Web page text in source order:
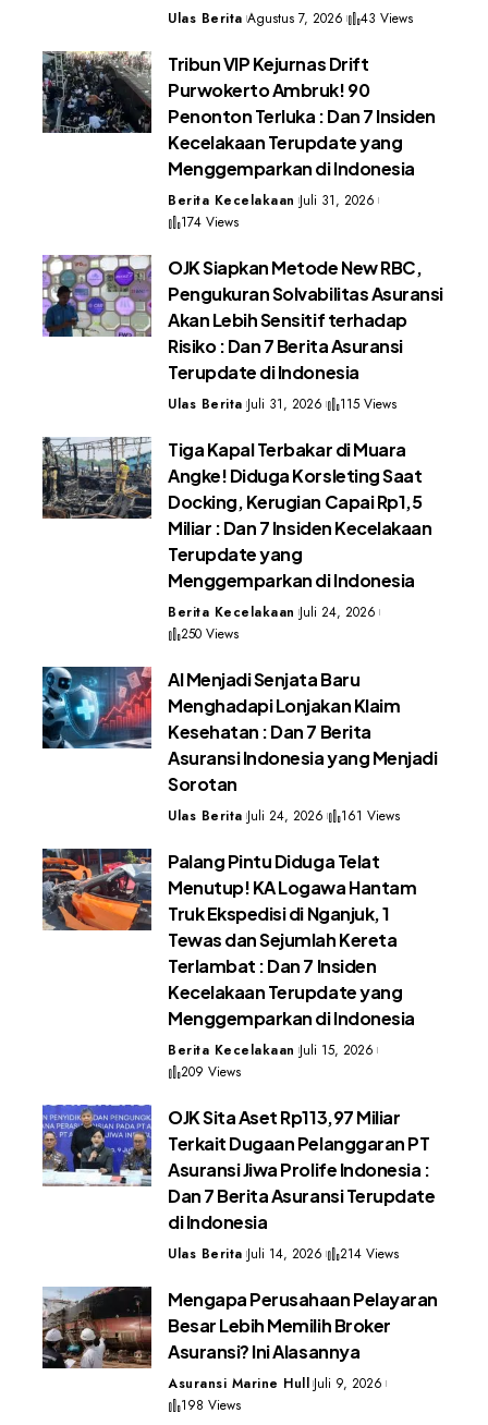
Ulas Berita Agustus 7, 2026 43 Views
Tribun VIP Kejurnas Drift
Purwokerto Ambruk! 90
Penonton Terluka : Dan 7 Insiden
Kecelakaan Terupdate yang
Menggemparkan di Indonesia
Berita Kecelakaan Juli 31, 2026
174 Views
OJK Siapkan Metode New RBC,
Pengukuran Solvabilitas Asuransi
Akan Lebih Sensitif terhadap
Risiko : Dan 7 Berita Asuransi
Terupdate di Indonesia
Ulas Berita Juli 31, 2026 115 Views
Tiga Kapal Terbakar di Muara
Angke! Diduga Korsleting Saat
Docking, Kerugian Capai Rp1,5
Miliar : Dan 7 Insiden Kecelakaan
Terupdate yang
Menggemparkan di Indonesia
Berita Kecelakaan Juli 24, 2026
250 Views
AI Menjadi Senjata Baru
Menghadapi Lonjakan Klaim
Kesehatan : Dan 7 Berita
Asuransi Indonesia yang Menjadi
Sorotan
Ulas Berita Juli 24, 2026 161 Views
Palang Pintu Diduga Telat
Menutup! KA Logawa Hantam
Truk Ekspedisi di Nganjuk, 1
Tewas dan Sejumlah Kereta
Terlambat : Dan 7 Insiden
Kecelakaan Terupdate yang
Menggemparkan di Indonesia
Berita Kecelakaan Juli 15, 2026
209 Views
OJK Sita Aset Rp113,97 Miliar
Terkait Dugaan Pelanggaran PT
Asuransi Jiwa Prolife Indonesia :
Dan 7 Berita Asuransi Terupdate
di Indonesia
Ulas Berita Juli 14, 2026 214 Views
Mengapa Perusahaan Pelayaran
Besar Lebih Memilih Broker
Asuransi? Ini Alasannya
Asuransi Marine Hull Juli 9, 2026
198 Views